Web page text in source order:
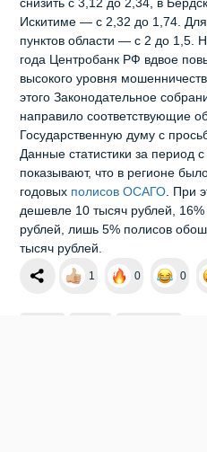
снизить с 3,12 до 2,34, в
Искитиме — с 2,32 до 1,74.
пунктов области — с 2 до 1,5.
года Центробанк РФ вдвое
высокого уровня
этого Законодательное
направило соответствующие
Государственную думу с
Данные статистики за период
показывают, что в регионе
годовых полисов ОСАГО. При
дешевле 10 тысяч рублей,
рублей, лишь 5% полисов
тысяч рублей.
1 0 0